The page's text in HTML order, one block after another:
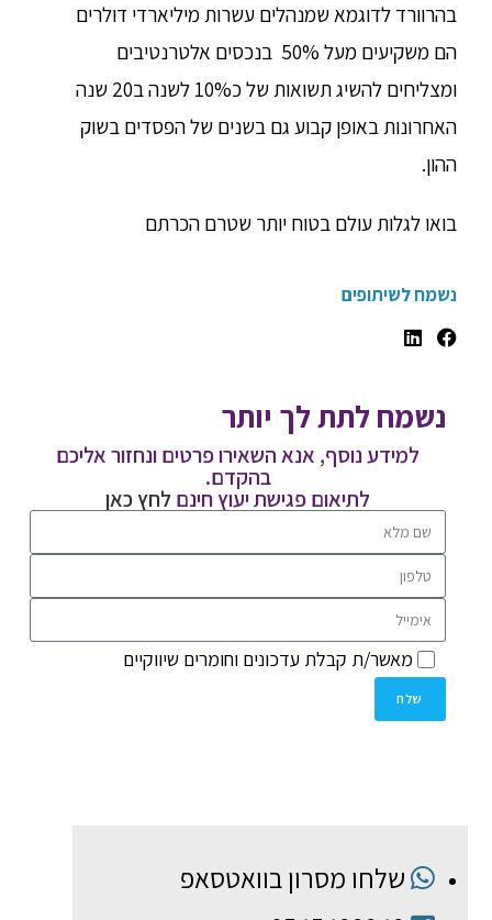
בהרוורד לדוגמא שמנהלים עשרות מיליארדי דולרים
הם משקיעים מעל 50% בנכסים אלטרנטיבים
ומצליחים להשיג תשואות של כ10% לשנה ב20 שנה
האחרונות באופן קבוע גם בשנים של הפסדים בשוק
ההון.
בואו לגלות עולם בטוח יותר שטרם הכרתם
נשמח לשיתופים
נשמח לתת לך יותר
למידע נוסף, אנא השאירו פרטים ונחזור אליכם
בהקדם.
לתיאום פגישת יעוץ חינם לחץ כאן
מאשר/ת קבלת עדכונים וחומרים שיווקיים
שלח
שלחו מסרון בוואטסאפ